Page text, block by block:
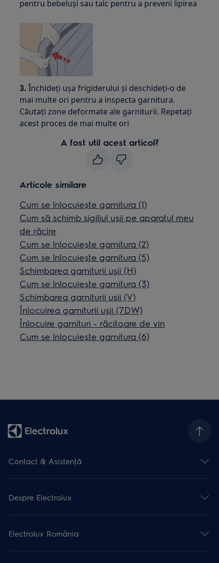
pentru bebeluși sau talc pentru a preveni lipirea
3. Închideți ușa frigiderului și deschideți-o de
mai multe ori pentru a inspecta garnitura.
Căutați zone deformate ale garniturii. Repetați
acest proces de mai multe ori
A fost util acest articol?
Articole similare
Cum se înlocuiește garnitura (1)
Cum să schimb sigiliul ușii pe aparatul meu
de răcire
Cum se înlocuiește garnitura (2)
Cum se înlocuiește garnitura (5)
Schimbarea garniturii ușii (H)
Cum se înlocuiește garnitura (3)
Schimbarea garniturii ușii (V)
Înlocuirea garniturii ușii (7DW)
Înlocuire garnituri - răcitoare de vin
Cum se înlocuiește garnitura (6)
Contact & Asistenţă
Despre Electrolux
Electrolux România